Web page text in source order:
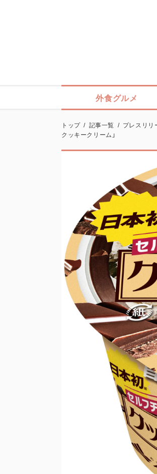
外食グルメ
トップ / 記事一覧 / プレスリリ
クッキークリーム」